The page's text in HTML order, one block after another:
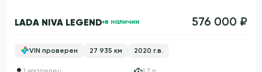
LADA NIVA LEGEND в наличии 576 000 ₽
VIN проверен 27 935 км 2020 г.в.